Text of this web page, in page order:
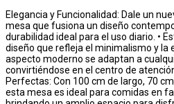
Elegancia y Funcionalidad: Dale un
mesa que fusiona un diseño
durabilidad ideal para el uso diario. •
diseño que refleja el minimalismo y la
aspecto moderno se adaptan a
convirtiéndose en el centro de
Perfectas: Con 100 cm de largo, 70
esta mesa es ideal para comidas en